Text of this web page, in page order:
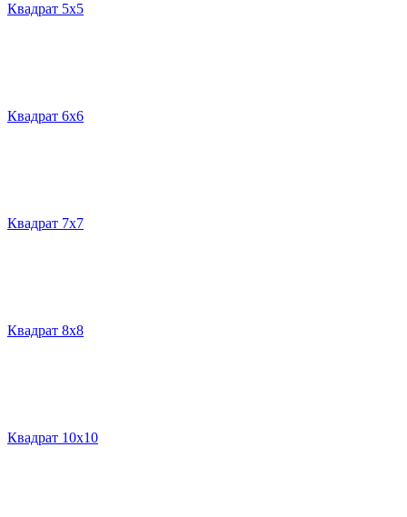
Квадрат 5х5
Квадрат 6х6
Квадрат 7х7
Квадрат 8х8
Квадрат 10х10